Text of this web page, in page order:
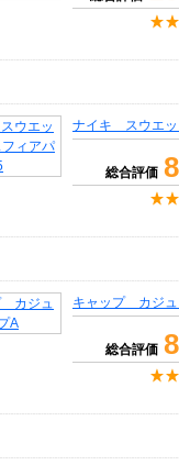
ナイキ スウエ
総合評価
キャップ カジュ
総合評価